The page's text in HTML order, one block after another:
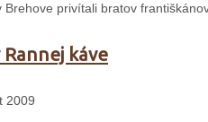
privítali bratov
káve
2009